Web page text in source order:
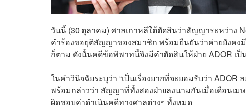
วันนี้ (30 ตุลาคม) ศาลเกาหลีใต้ตัดสินว่าสัญญาระหว่าง
คำร้องขอยุติสัญญาของสมาชิก พร้อมยืนยันว่าค่ายยังคง
ก็ตาม ดังนั้นคดีข้อพิพาทนี้จึงมีคำตัดสินให้ฝ่าย ADOR เ
ในคำวินิจฉัยระบุว่า “เป็นเรื่องยากที่จะยอมรับว่า
พร้อมกล่าวว่า สัญญาที่ทั้งสองฝ่ายลงนามกันเมื่อเดือนเม
ผิดชอบค่าดำเนินคดีทางศาลต่างๆ ทั้งหมด